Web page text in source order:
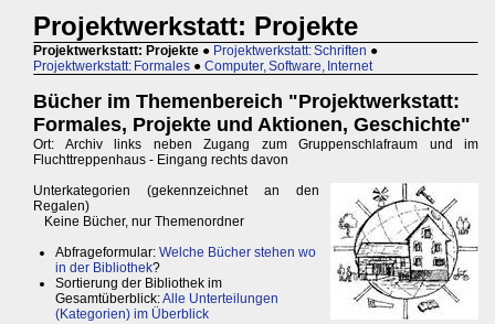
Projektwerkstatt: Projekte
Projektwerkstatt: Projekte ● Projektwerkstatt: Schriften ●
Projektwerkstatt: Formales ● Computer, Software, Internet
Bücher im Themenbereich "Projektwerkstatt:
Formales, Projekte und Aktionen, Geschichte"
Ort: Archiv links neben Zugang zum Gruppenschlafraum und im
Fluchttreppenhaus - Eingang rechts davon
Unterkategorien (gekennzeichnet an den
Regalen)
Keine Bücher, nur Themenordner
Abfrageformular: Welche Bücher stehen wo
in der Bibliothek?
Sortierung der Bibliothek im
Gesamtüberblick:Alle Unterteilungen
(Kategorien) im Überblick